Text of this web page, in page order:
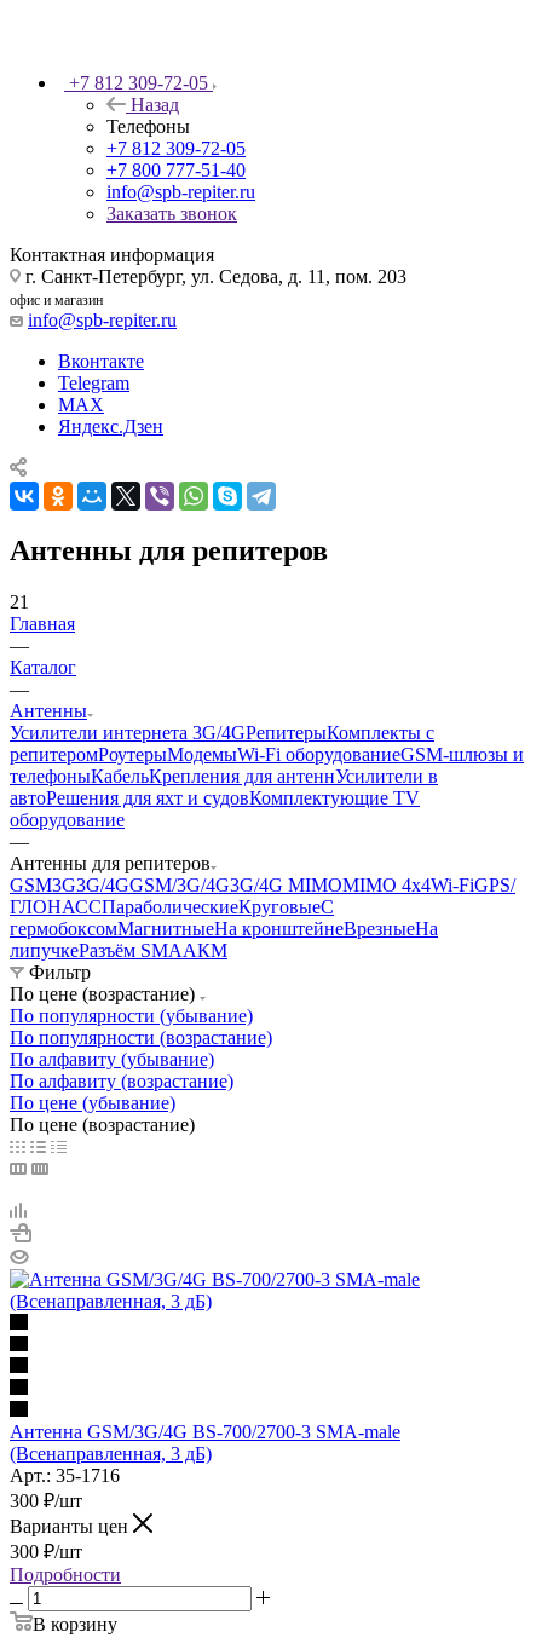
+7 812 309-72-05
Назад
Телефоны
+7 812 309-72-05
+7 800 777-51-40
info@spb-repiter.ru
Заказать звонок
Контактная информация
г. Санкт-Петербург, ул. Седова, д. 11, пом. 203
офис и магазин
info@spb-repiter.ru
Вконтакте
Telegram
MAX
Яндекс.Дзен
Антенны для репитеров
21
Главная
—
Каталог
—
Антенны
Усилители интернета 3G/4GРепитерыКомплекты с
репитеромРоутерыМодемыWi-Fi оборудованиеGSM-шлюзы и
телефоныКабельКрепления для антеннУсилители в
автоРешения для яхт и судовКомплектующие TV
оборудование
—
Антенны для репитеров
GSM3G3G/4GGSM/3G/4G3G/4G MIMOMIMO 4x4Wi-FiGPS/
ГЛОНАССПараболическиеКруговыеС
гермобоксомМагнитныеНа кронштейнеВрезныеНа
липучкеРазъём SMAАКМ
Фильтр
По цене (возрастание)
По популярности (убывание)
По популярности (возрастание)
По алфавиту (убывание)
По алфавиту (возрастание)
По цене (убывание)
По цене (возрастание)
Антенна GSM/3G/4G BS-700/2700-3 SMA-male
(Всенаправленная, 3 дБ)
Арт.: 35-1716
300 ₽/шт
Варианты цен
300 ₽/шт
Подробности
В корзину